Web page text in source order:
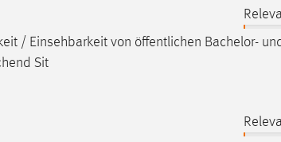
/ Einsehbarkeit von öffentlichen Bachelor-
Sit